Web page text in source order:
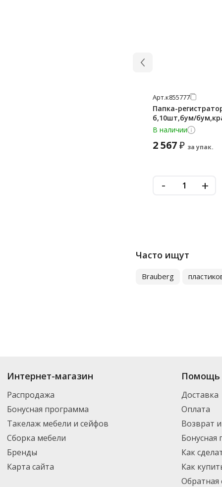
Арт.к855777
Папка-
б,10шт,бум/
В наличии
2 567₽ за упак.
- +
Часто ищут
Brauberg
Купить
. В
можете выбрать нужный товар и добавить его в корзину для
партнерской транспортной компанией DPD. Для постоянных
Интернет-магазин
Распродажа
Бонусная программа
Такелаж мебели и сейфов
Сборка мебели
Бренды
Карта сайта
Помощь
Доставка
Оплата
Возврат
Бонусная
Как
Как
Обратная